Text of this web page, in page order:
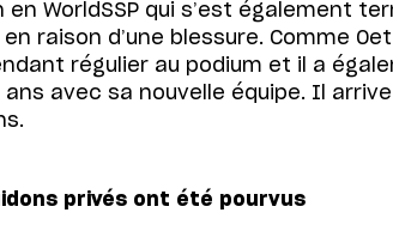
en WorldSSP qui s’est également
raison d’une blessure. Comme
régulier au podium et il a
avec sa nouvelle équipe. Il arrive
privés ont été pourvus